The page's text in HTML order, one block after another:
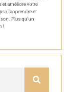
et améliore votre
d’apprendre et
Plus qu’un
!